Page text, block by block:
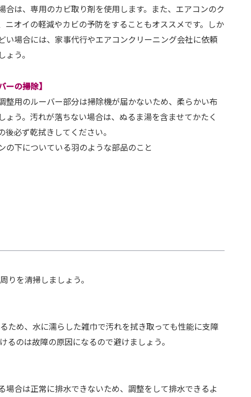
合は、専用のカビ取り剤を使用します。また、エアコンのク
ニオイの軽減やカビの予防をすることもオススメです。しか
い場合には、家事代行やエアコンクリーニング会社に依頼
う。
ーの掃除】
整用のルーバー部分は掃除機が届かないため、柔らかい布
ょう。汚れが落ちない場合は、ぬるま湯を含ませてかたく
必ず乾拭きしてください。
下についている羽のような部品のこと
を清掃しましょう。
ため、水に濡らした雑巾で汚れを拭き取っても性能に支障
のは故障の原因になるので避けましょう。
合は正常に排水できないため、調整をして排水できるよ